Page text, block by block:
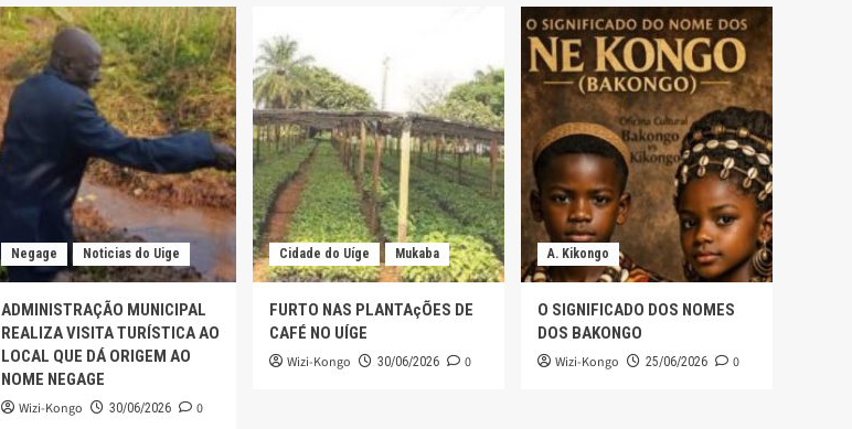
Negage Noticias do Uige
ADMINISTRAÇÃO MUNICIPAL
REALIZA VISITA TURÍSTICA AO
LOCAL QUE DÁ ORIGEM AO
NOME NEGAGE
Wizi-Kongo 30/06/2026 0
Cidade do Uíge Mukaba
FURTO NAS PLANTAçÕES DE
CAFÉ NO UÍGE
Wizi-Kongo 30/06/2026 0
A. Kikongo
O SIGNIFICADO DOS NOMES
DOS BAKONGO
Wizi-Kongo 25/06/2026 0